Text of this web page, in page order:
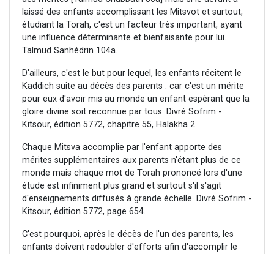
laissé des enfants accomplissant les Mitsvot et surtout,
étudiant la Torah, c'est un facteur très important, ayant
une influence déterminante et bienfaisante pour lui.
Talmud Sanhédrin 104a.
D'ailleurs, c'est le but pour lequel, les enfants récitent le
Kaddich suite au décès des parents : car c'est un mérite
pour eux d'avoir mis au monde un enfant espérant que la
gloire divine soit reconnue par tous. Divré Sofrim -
Kitsour, édition 5772, chapitre 55, Halakha 2.
Chaque Mitsva accomplie par l'enfant apporte des
mérites supplémentaires aux parents n'étant plus de ce
monde mais chaque mot de Torah prononcé lors d'une
étude est infiniment plus grand et surtout s'il s'agit
d'enseignements diffusés à grande échelle. Divré Sofrim -
Kitsour, édition 5772, page 654.
C'est pourquoi, après le décès de l'un des parents, les
enfants doivent redoubler d'efforts afin d'accomplir le